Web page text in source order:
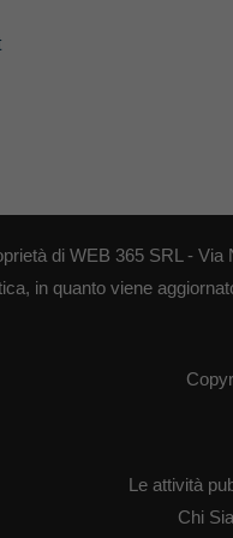
di WEB 365 SRL -
in quanto viene
Le attività
Chi